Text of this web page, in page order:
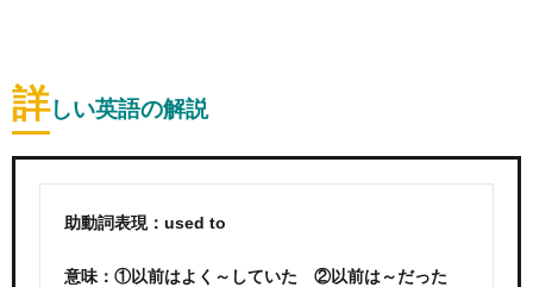
詳しい英語の解説
助動詞表現：used to
意味：①以前はよく～していた ②以前は～だった